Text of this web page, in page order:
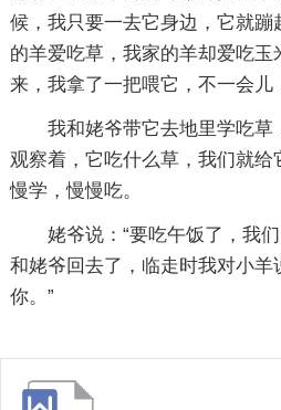
候，我只要一去它身边，它就蹦
的羊爱吃草，我家的羊却爱吃玉
来，我拿了一把喂它，不一会儿
我和姥爷带它去地里学吃
观察着，它吃什么草，我们就给
慢学，慢慢吃。
姥爷说：“要吃午饭了，我
和姥爷回去了，临走时我对小羊
你。”